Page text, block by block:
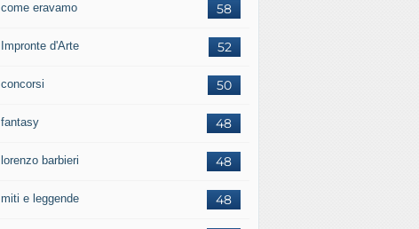
58
come eravamo
52
Impronte d'Arte
50
concorsi
48
fantasy
48
lorenzo barbieri
48
miti e leggende